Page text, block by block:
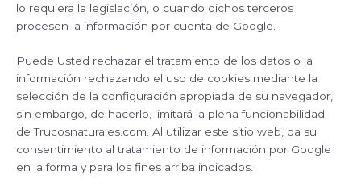
lo requiera la legislación, o cuando dichos terceros
procesen la información por cuenta de Google.
Puede Usted rechazar el tratamiento de los datos o la
información rechazando el uso de cookies mediante la
selección de la configuración apropiada de su navegador,
sin embargo, de hacerlo, limitará la plena funcionabilidad
de Trucosnaturales.com. Al utilizar este sitio web, da su
consentimiento al tratamiento de información por Google
en la forma y para los fines arriba indicados.